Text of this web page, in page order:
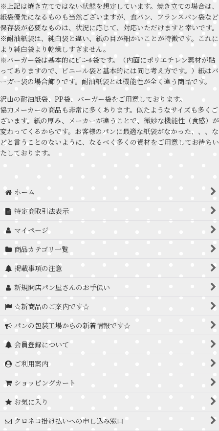
※上記は焼き立てではない状態を想定しています。焼き立ての場合は、
紙袋優先になるものも当然ございますが、食パン、フランスパン袋など
保存袋が必要なものは、状況に応じて、対応いただけますと幸いです。
※耐油紙袋は、純白袋と違い、紙の目が細かいことが特徴です。これに
より純白袋より乾燥しすぎません。
※バーガー袋は基本的にﾋﾞﾆｰﾙ袋です。（内面にポリエチレン素材が貼
ってありますので、ビニール袋と基本的には同じ考え方です。）紙はバ
ーガー袋の場合飾りです。耐油紙袋とは機能性が全く違う商品です。
沢山の耐油紙袋、PP袋、バーガー袋をご用意しております。
協力メーカーの商品も非常に多くあります。似たようなサイズも多くご
ざいます。紙の厚み、メーカーが違うことで、微妙な機能性（食感）が
変わってくるからです。お客様のパンに最適な紙袋がなかった、、、な
どと言うことのないように、なるべく多くの資材をご用意してお待ちい
たしております。
ホーム
特定商取引法表示
マイページ
商品カテゴリ一覧
掲載事項の注意
新規開店パン屋さんのお手伝い
☆新商品のご案内です☆
パンの包装工場からの新着情報です☆
会員登録について
ご利用案内
ショッピングカート
お気に入り
クロネコ掛け払いへの申し込み窓口